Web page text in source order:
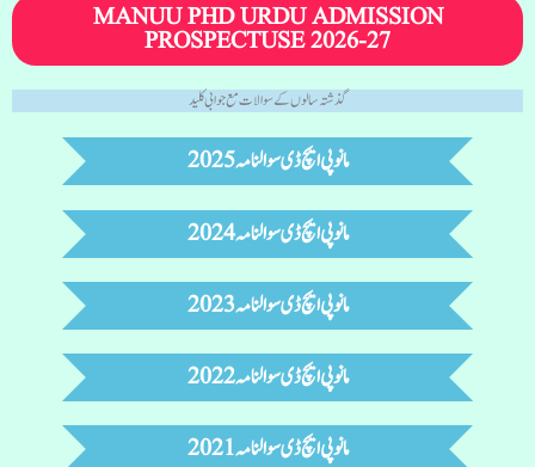
MANUU PHD URDU ADMISSION
PROSPECTUSE 2026-27
گذشتہ سالوں کے سوالات مع جوابی کلید
مانوپی ایچ ڈی سوالنامہ 2025
مانوپی ایچ ڈی سوالنامہ 2024
مانوپی ایچ ڈی سوالنامہ 2023
مانوپی ایچ ڈی سوالنامہ 2022
مانوپی ایچ ڈی سوالنامہ 2021